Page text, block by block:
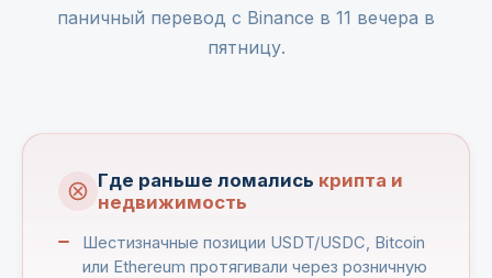
паничный перевод с Binance в 11 вечера в
пятницу.
Где раньше ломались крипта и
недвижимость
Шестизначные позиции USDT/USDC, Bitcoin
или Ethereum протягивали через розничную